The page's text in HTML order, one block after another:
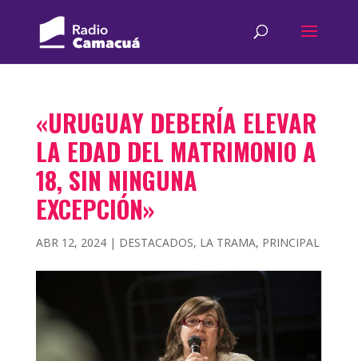
«URUGUAY DEBERÍA ELEVAR
LA EDAD DEL MATRIMONIO A
18, SIN NINGUNA
EXCEPCIÓN»
ABR 12, 2024| DESTACADOS, LA TRAMA, PRINCIPAL